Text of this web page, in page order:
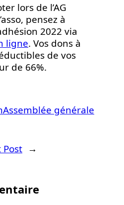
lors de l’AG
pensez à
2022 via
ligne. Vos dons à
de vos
de 66%.
Assemblée générale
Post →